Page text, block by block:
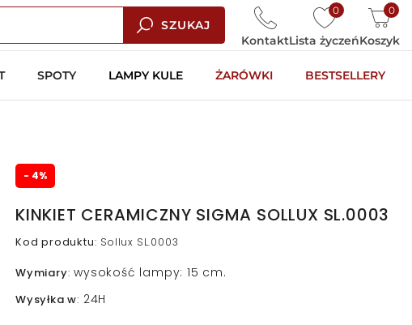
SZUKAJ
0
Lista życzeń
0
Koszyk
Kontakt
SPOTY LAMPY KULE ŻARÓWKI BESTSELLERY
- 4%
KINKIET CERAMICZNY SIGMA SOLLUX SL.0003
Kod produktu: Sollux SL.0003
Wymiary: wysokość lampy: 15 cm.
Wysyłka w: 24H